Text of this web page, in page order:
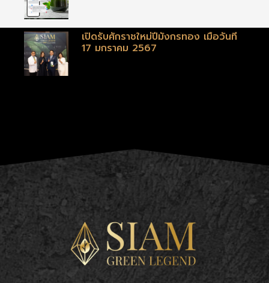
เปิดรับศักราชใหม่ปีมังกรทอง เมื่อวันที่
17 มกราคม 2567